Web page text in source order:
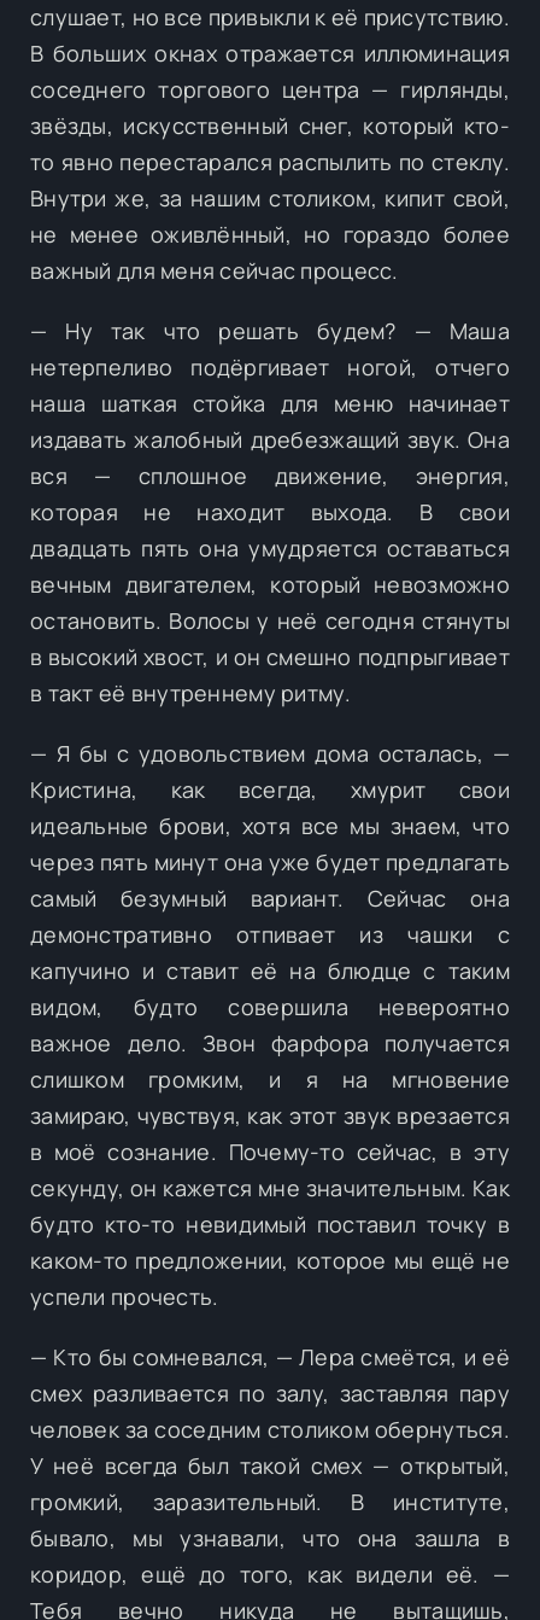
слушает, но все привыкли к её присутствию.
В больших окнах отражается иллюминация
соседнего торгового центра — гирлянды,
звёзды, искусственный снег, который кто-
то явно перестарался распылить по стеклу.
Внутри же, за нашим столиком, кипит свой,
не менее оживлённый, но гораздо более
важный для меня сейчас процесс.
— Ну так что решать будем? — Маша
нетерпеливо подёргивает ногой, отчего
наша шаткая стойка для меню начинает
издавать жалобный дребезжащий звук. Она
вся — сплошное движение, энергия,
которая не находит выхода. В свои
двадцать пять она умудряется оставаться
вечным двигателем, который невозможно
остановить. Волосы у неё сегодня стянуты
в высокий хвост, и он смешно подпрыгивает
в такт её внутреннему ритму.
— Я бы с удовольствием дома осталась, —
Кристина, как всегда, хмурит свои
идеальные брови, хотя все мы знаем, что
через пять минут она уже будет предлагать
самый безумный вариант. Сейчас она
демонстративно отпивает из чашки с
капучино и ставит её на блюдце с таким
видом, будто совершила невероятно
важное дело. Звон фарфора получается
слишком громким, и я на мгновение
замираю, чувствуя, как этот звук врезается
в моё сознание. Почему-то сейчас, в эту
секунду, он кажется мне значительным. Как
будто кто-то невидимый поставил точку в
каком-то предложении, которое мы ещё не
успели прочесть.
— Кто бы сомневался, — Лера смеётся, и её
смех разливается по залу, заставляя пару
человек за соседним столиком обернуться.
У неё всегда был такой смех — открытый,
громкий, заразительный. В институте,
бывало, мы узнавали, что она зашла в
коридор, ещё до того, как видели её. —
Тебя вечно никуда не вытащишь,